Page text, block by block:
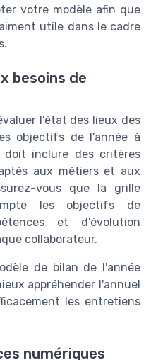
votre modèle afin que
utile dans le cadre
besoins de
l'état des lieux des
objectifs de l'année à
inclure des critères
aux métiers et aux
vous que la grille
les objectifs de
et d'évolution
collaborateur.
de bilan de l'année
appréhender l'annuel
les entretiens
numériques